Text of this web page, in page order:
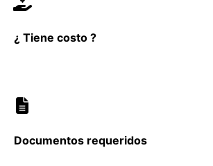
¿ Tiene costo ?
Documentos requeridos